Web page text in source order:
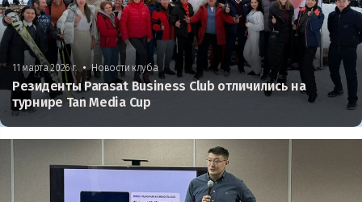
11 марта 2026 г. • Новости клуба
Резиденты Parasat Business Club отличились на
турнире Tan Media Cup